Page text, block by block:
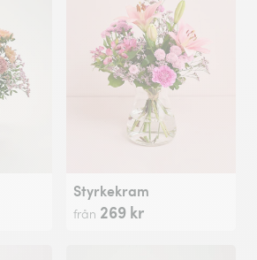
Styrkekram
från 269 kr